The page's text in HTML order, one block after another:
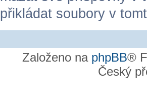
přikládat soubory v
Založeno na phpBB®
Český